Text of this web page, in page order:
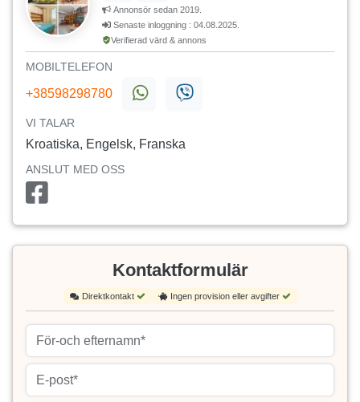
Annonsör sedan 2019.
Senaste inloggning : 04.08.2025.
Verifierad värd & annons
MOBILTELEFON
+38598298780
VI TALAR
Kroatiska, Engelsk, Franska
ANSLUT MED OSS
Kontaktformulär
Direktkontakt Ingen provision eller avgifter